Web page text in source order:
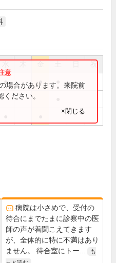
祝
● ●
場合があります。来院前
ださい。
×閉じる
病院は小さめで、受付の
待合にまでたまに診察中の医
師の声が着聞こえてきます
が、全体的に特に不満はあり
ません。 待合室にトー...
も